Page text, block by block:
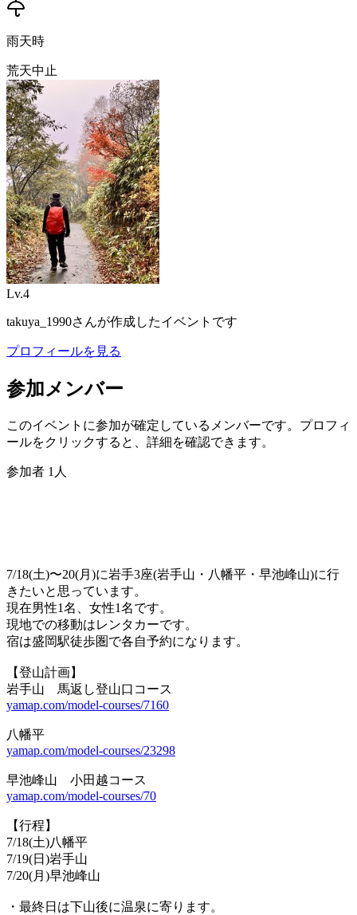
雨天時
荒天中止
Lv.4
takuya_1990さんが作成したイベントです
プロフィールを見る
参加メンバー
このイベントに参加が確定しているメンバーです。プロフィ
ールをクリックすると、詳細を確認できます。
参加者 1 人
7/18(土)〜20(月)に岩手3座(岩手山・八幡平・早池峰山)に行
きたいと思っています。
現在男性1名、女性1名です。
現地での移動はレンタカーです。
宿は盛岡駅徒歩圏で各自予約になります。
【登山計画】
岩手山 馬返し登山口コース
yamap.com/model-courses/7160
八幡平
yamap.com/model-courses/23298
早池峰山 小田越コース
yamap.com/model-courses/70
【行程】
7/18(土)八幡平
7/19(日)岩手山
7/20(月)早池峰山
・最終日は下山後に温泉に寄ります。